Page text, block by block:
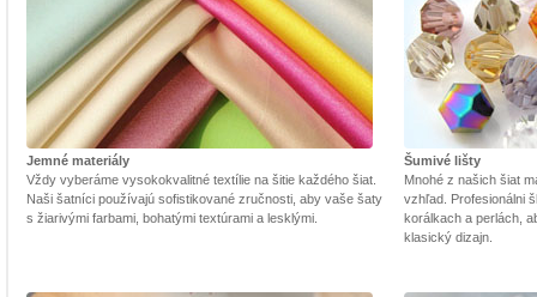
Jemné materiály
Vždy vyberáme vysokokvalitné textílie na šitie každého šiat.
Naši šatníci používajú sofistikované zručnosti, aby vaše šaty
s žiarivými farbami, bohatými textúrami a lesklými.
Šumivé lišty
Mnohé z našich šiat
vzhľad. Profesionálni
korálkach a perlách,
klasický dizajn.